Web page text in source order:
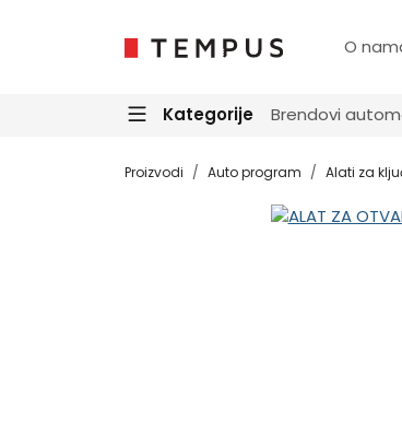
O
Kategorije Brendovi
Proizvodi Auto program Alati za